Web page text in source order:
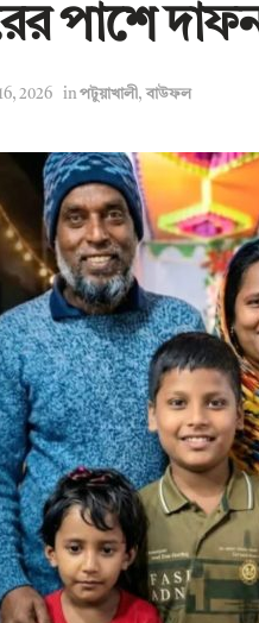
পাশে
2026 inপটুয়াখালী, বাউফল